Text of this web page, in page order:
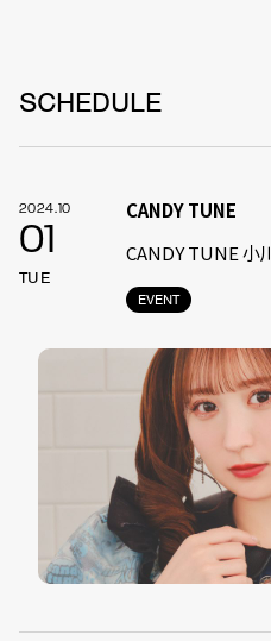
SCHEDULE
2024.10
01
TUE
EVENT
CANDY TUNE
CANDY TUNE 小